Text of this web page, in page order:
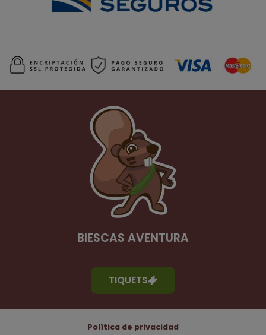
BIESCAS AVENTURA
TIQUETS
Política de privacidad